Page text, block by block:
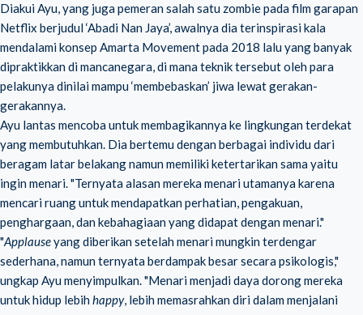
Diakui Ayu, yang juga pemeran salah satu zombie pada film garapan
Netflix berjudul ‘Abadi Nan Jaya’, awalnya dia terinspirasi kala
mendalami konsep Amarta Movement pada 2018 lalu yang banyak
dipraktikkan di mancanegara, di mana teknik tersebut oleh para
pelakunya dinilai mampu ‘membebaskan’ jiwa lewat gerakan-
gerakannya.
Ayu lantas mencoba untuk membagikannya ke lingkungan terdekat
yang membutuhkan. Dia bertemu dengan berbagai individu dari
beragam latar belakang namun memiliki ketertarikan sama yaitu
ingin menari. "Ternyata alasan mereka menari utamanya karena
mencari ruang untuk mendapatkan perhatian, pengakuan,
penghargaan, dan kebahagiaan yang didapat dengan menari."
"Applauseyang diberikan setelah menari mungkin terdengar
sederhana, namun ternyata berdampak besar secara psikologis,"
ungkap Ayu menyimpulkan. "Menari menjadi daya dorong mereka
untuk hidup lebihhappy, lebih memasrahkan diri dalam menjalani